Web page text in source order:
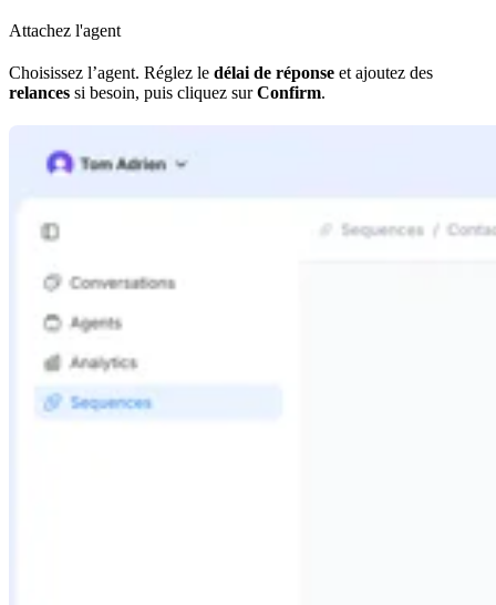
Attachez l'agent
Choisissez l’agent. Réglez le délai de réponse et ajoutez des
relances si besoin, puis cliquez surConfirm.